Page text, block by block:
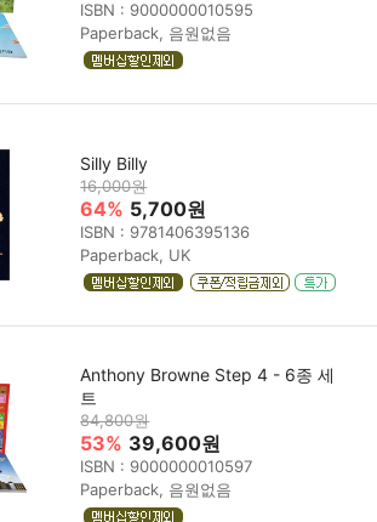
ISBN : 9000000010595
Paperback, 음원없음
Silly Billy
16,000원
64% 5,700원
ISBN : 9781406395136
Paperback, UK
Anthony Browne Step 4 - 6종 세
트
84,800원
53% 39,600원
ISBN : 9000000010597
Paperback, 음원없음